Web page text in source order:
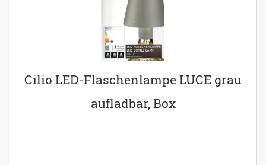
Cilio LED-Flaschenlampe LUCE grau
aufladbar, Box